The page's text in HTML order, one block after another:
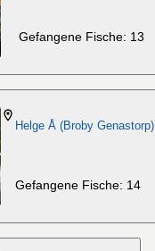
Gefangene Fische: 13
Helge Å (Broby Genastorp)
Gefangene Fische: 14